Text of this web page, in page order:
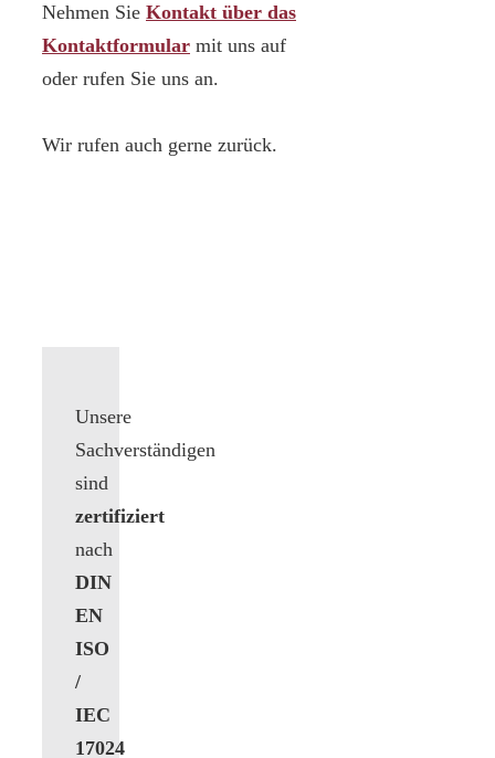
Nehmen Sie Kontakt über das
Kontaktformular mit uns auf
oder rufen Sie uns an.
Wir rufen auch gerne zurück.
Unsere
Sachverständigen
sind
zertifiziert
nach
DIN
EN
ISO
/
IEC
17024